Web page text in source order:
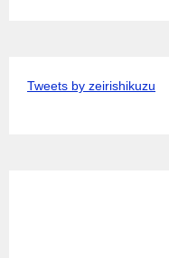
Tweets by zeirishikuzu